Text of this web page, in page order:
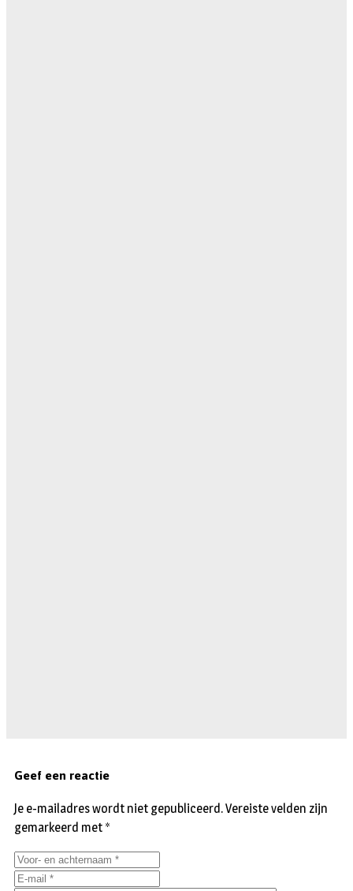
Geef een reactie
Je e-mailadres wordt niet gepubliceerd.Vereiste velden zijn
gemarkeerd met *